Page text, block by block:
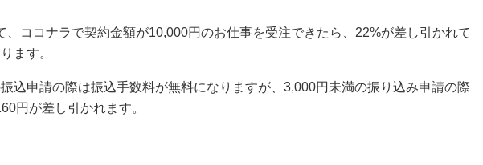
、ココナラで契約⾦額が10,000円のお仕事を受注できたら、22%が差し引かれて
ます。
込申請の際は振込手数料が無料になりますが、3,000円未満の振り込み申請の際
円が差し引かれます。